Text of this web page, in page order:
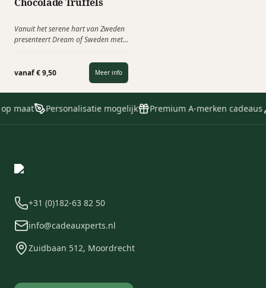
Vanuit het serene hart van Zweden
presenteert Dream of Sweden met
chocolade truffel, zorgvuldig
vervaardigd, geeft de pure geest
van Scandinavië weer. Ideaal
relatiegeschenk als bedankje, met
Pasen of als foodtoevoeging in een
pakket.
vanaf € 9,50 Meer info
maat Personalisatie mogelijk Premium A-merken cadeaus
+31 (0)182-63 82 50
info@cadeauxperts.nl
Zuidbaan 512, Moordrecht